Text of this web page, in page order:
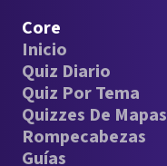
Core
Inicio
Quiz Diario
Quiz Por Tema
Quizzes De Mapas
Rompecabezas
Guías